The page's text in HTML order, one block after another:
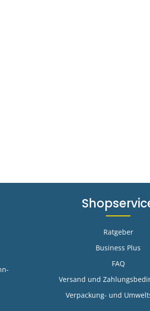
Ratgeber
Business Plus
FAQ
Versand und
Verpackung- und